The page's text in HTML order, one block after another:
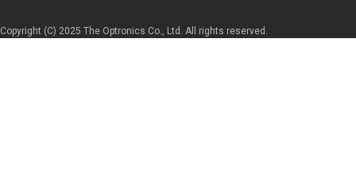
Copyright (C) 2025 The Optronics Co., Ltd. All rights reserved.